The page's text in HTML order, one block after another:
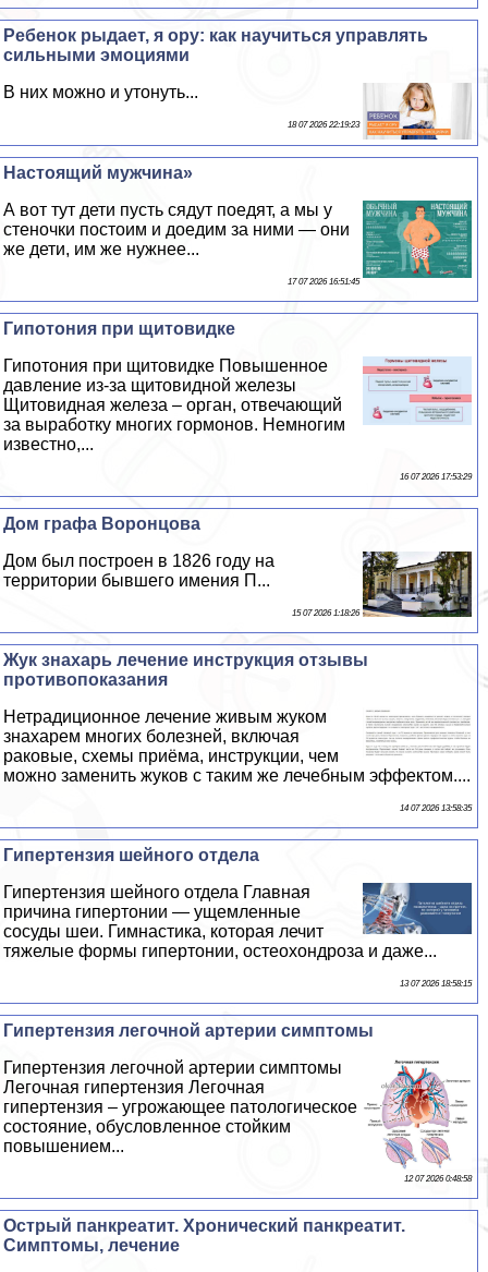
Ребенок рыдает, я ору: как научиться управлять
сильными эмоциями
В них можно и утонуть...
18 07 2026 22:19:23
Настоящий мужчина»
А вот тут дети пусть сядут поедят, а мы у
стеночки постоим и доедим за ними — они
же дети, им же нужнее...
17 07 2026 16:51:45
Гипотония при щитовидке
Гипотония при щитовидке Повышенное
давление из-за щитовидной железы
Щитовидная железа – орган, отвечающий
за выработку многих гормонов. Немногим
известно,...
16 07 2026 17:53:29
Дом графа Воронцова
Дом был построен в 1826 году на
территории бывшего имения П...
15 07 2026 1:18:26
Жук знахарь лечение инструкция отзывы
противопоказания
Нетрадиционное лечение живым жуком
знахарем многих болезней, включая
paковые, схемы приёма, инструкции, чем
можно заменить жуков с таким же лечебным эффектом....
14 07 2026 13:58:35
Гипертензия шейного отдела
Гипертензия шейного отдела Главная
причина гипертонии — ущемленные
сосуды шеи. Гимнастика, которая лечит
тяжелые формы гипертонии, остеохондроза и даже...
13 07 2026 18:58:15
Гипертензия легочной артерии симптомы
Гипертензия легочной артерии симптомы
Легочная гипертензия Легочная
гипертензия – угрожающее патологическое
состояние, обусловленное стойким
повышением...
12 07 2026 0:48:58
Острый панкреатит. Хронический панкреатит.
Симптомы, лечение